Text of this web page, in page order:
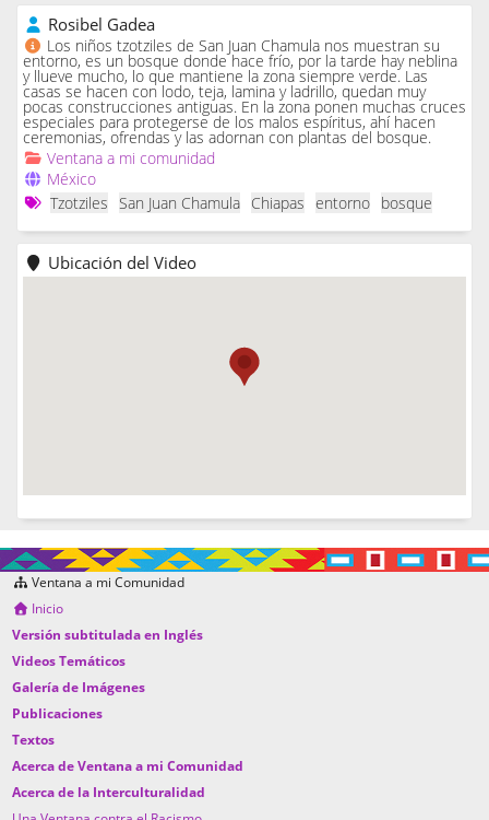
Rosibel Gadea
Los niños tzotziles de San Juan Chamula nos muestran su
entorno, es un bosque donde hace frío, por la tarde hay neblina
y llueve mucho, lo que mantiene la zona siempre verde. Las
casas se hacen con lodo, teja, lamina y ladrillo, quedan muy
pocas construcciones antiguas. En la zona ponen muchas cruces
especiales para protegerse de los malos espíritus, ahí hacen
ceremonias, ofrendas y las adornan con plantas del bosque.
Ventana a mi comunidad
México
Tzotziles
San Juan Chamula Chiapas entorno bosque
Ubicación del Video
Ventana a mi Comunidad
Inicio
Versión subtitulada en Inglés
Videos Temáticos
Galería de Imágenes
Publicaciones
Textos
Acerca de Ventana a mi Comunidad
Acerca de la Interculturalidad